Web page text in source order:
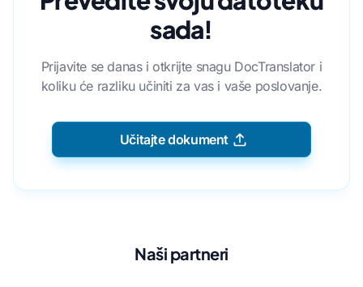
sada!
Prijavite se danas i otkrijte snagu DocTranslator i
koliku će razliku učiniti za vas i vaše poslovanje.
Učitajte dokument
Naši partneri